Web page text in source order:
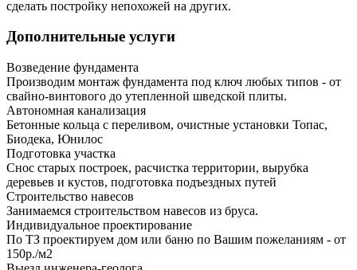
сделать постройку непохожей на других.
Дополнительные услуги
Возведение фундамента
Производим монтаж фундамента под ключ любых типов - от
свайно-винтового до утепленной шведской плиты.
Автономная канализация
Бетонные кольца с переливом, очистные установки Топас,
Биодека, Юнилос
Подготовка участка
Снос старых построек, расчистка территории, вырубка
деревьев и кустов, подготовка подъездных путей
Строительство навесов
Занимаемся строительством навесов из бруса.
Индивидуальное проектирование
По ТЗ проектируем дом или баню по Вашим пожеланиям - от
150р./м2